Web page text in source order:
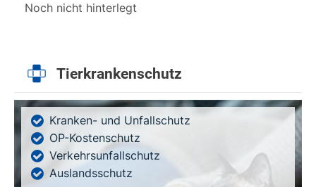
Noch nicht hinterlegt
Tierkrankenschutz
Kranken- und Unfallschutz
OP-Kostenschutz
Verkehrsunfallschutz
Auslandsschutz